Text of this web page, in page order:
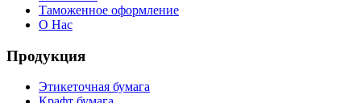
Таможенное оформление
О Нас
Продукция
Этикеточная бумага